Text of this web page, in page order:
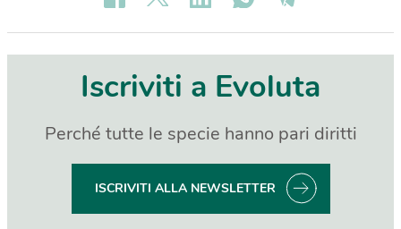
Iscriviti a Evoluta
Perché tutte le specie hanno pari diritti
ISCRIVITI ALLA NEWSLETTER